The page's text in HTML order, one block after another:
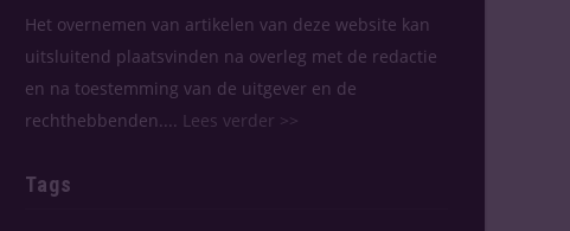
Het overnemen van artikelen van deze website kan
uitsluitend plaatsvinden na overleg met de redactie
en na toestemming van de uitgever en de
rechthebbenden.... Lees verder >>
Tags